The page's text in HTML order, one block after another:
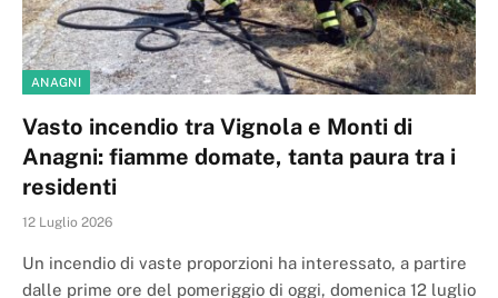
ANAGNI
Vasto incendio tra Vignola e Monti di
Anagni: fiamme domate, tanta paura tra i
residenti
12 Luglio 2026
Un incendio di vaste proporzioni ha interessato, a partire
dalle prime ore del pomeriggio di oggi, domenica 12 luglio